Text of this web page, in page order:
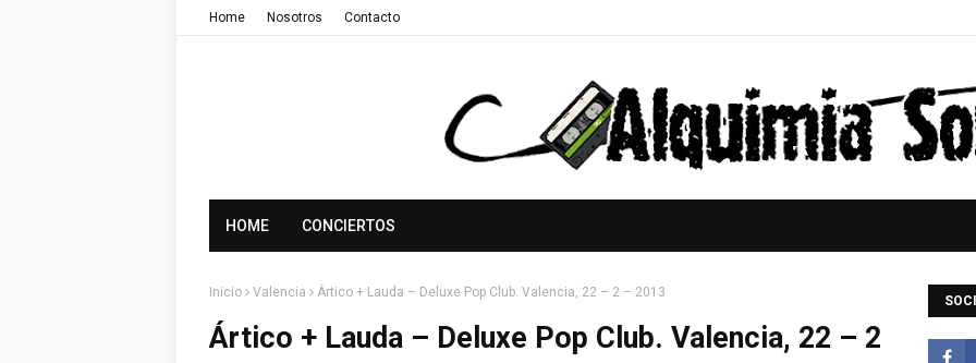
Home Nosotros Contacto
HOME CONCIERTOS
Inicio Valencia Ártico + Lauda – Deluxe Pop Club. Valencia, 22 – 2 – 2013
Ártico + Lauda – Deluxe Pop Club. Valencia, 22 – 2